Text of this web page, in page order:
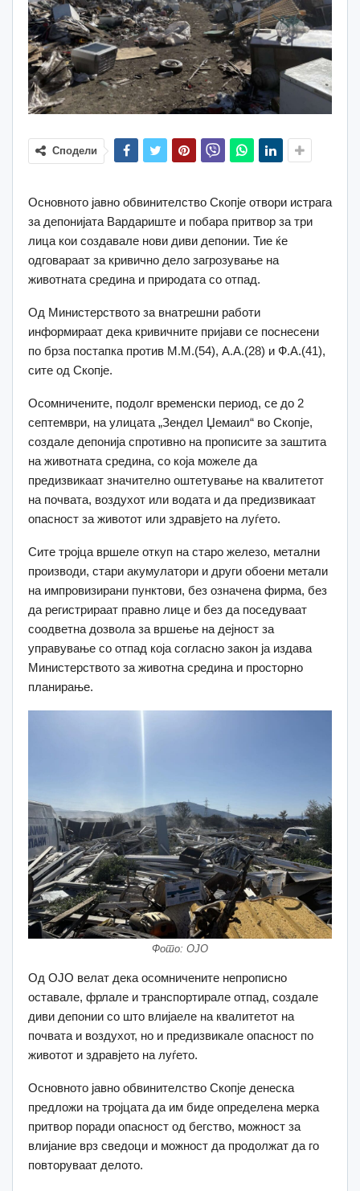
Сподели
Основното јавно обвинителство Скопје отвори истрага
за депонијата Вардариште и побара притвор за три
лица кои создавале нови диви депонии. Тие ќе
одговараат за кривично дело загрозување на
животната средина и природата со отпад.
Од Министерството за внатрешни работи
информираат дека кривичните пријави се поснесени
по брза постапка против М.М.(54), А.А.(28) и Ф.А.(41),
сите од Скопје.
Осомничените, подолг временски период, се до 2
септември, на улицата „Зендел Џемаил“ во Скопје,
создале депонија спротивно на прописите за заштита
на животната средина, со која можеле да
предизвикаат значително оштетување на квалитетот
на почвата, воздухот или водата и да предизвикаат
опасност за животот или здравјето на луѓето.
Сите тројца вршеле откуп на старо железо, метални
производи, стари акумулатори и други обоени метали
на импровизирани пунктови, без означена фирма, без
да регистрираат правно лице и без да поседуваат
соодветна дозвола за вршење на дејност за
управување со отпад која согласно закон ја издава
Министерството за животна средина и просторно
планирање.
Фото: ОЈО
Од ОЈО велат дека осомничените непрописно
оставале, фрлале и транспортирале отпад, создале
диви депонии со што влијаеле на квалитетот на
почвата и воздухот, но и предизвикале опасност по
животот и здравјето на луѓето.
Основното јавно обвинителство Скопје денеска
предложи на тројцата да им биде определена мерка
притвор поради опасност од бегство, можност за
влијание врз сведоци и можност да продолжат да го
повторуваат делото.